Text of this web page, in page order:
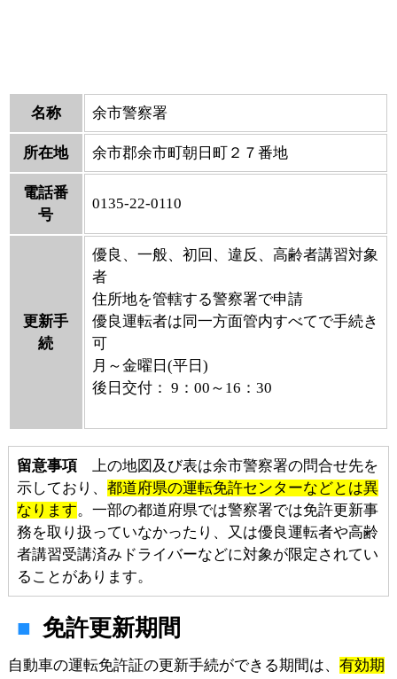
名称 余市警察署
所在地 余市郡余市町朝日町２７番地
電話番
号
0135-22-0110
更新手
続
優良、一般、初回、違反、高齢者講習対象
者
住所地を管轄する警察署で申請
優良運転者は同一方面管内すべてで手続き
可
月～金曜日(平日)
後日交付： 9：00～16：30
留意事項上の地図及び表は余市警察署の問合せ先を
示しており、 都道府県の運転免許センターなどとは異
なります。一部の都道府県では警察署では免許更新事
務を取り扱っていなかったり、又は優良運転者や高齢
者講習受講済みドライバーなどに対象が限定されてい
ることがあります。
免許更新期間
自動車の運転免許証の更新手続ができる期間は、 有効期